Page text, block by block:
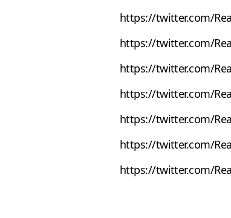
https://twitter.com/
https://twitter.com/
https://twitter.com/
https://twitter.com/
https://twitter.com/
https://twitter.com/
https://twitter.com/